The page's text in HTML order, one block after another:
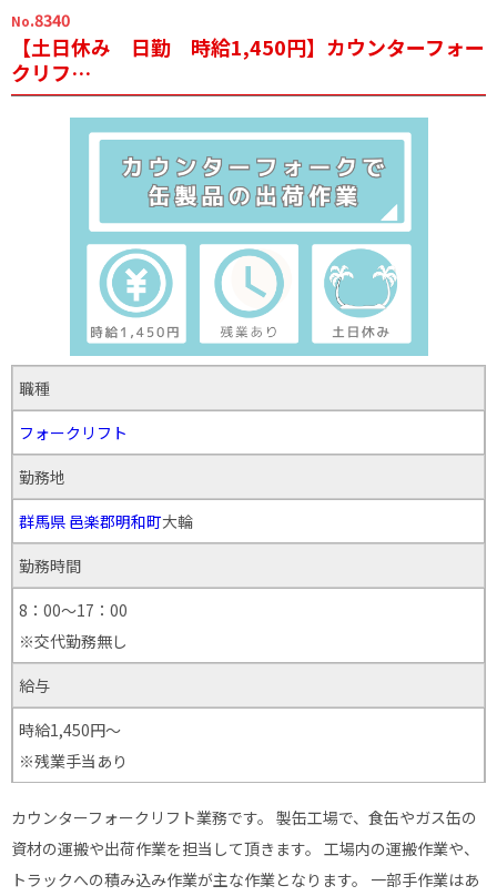
No.8340
【土日休み 日勤 時給1,450円】カウンターフォー
クリフ…
職種
フォークリフト
勤務地
群馬県 邑楽郡明和町大輪
勤務時間
8：00～17：00
※交代勤務無し
給与
時給1,450円～
※残業手当あり
カウンターフォークリフト業務です。 製缶工場で、食缶やガス缶の
資材の運搬や出荷作業を担当して頂きます。 工場内の運搬作業や、
トラックへの積み込み作業が主な作業となります。 一部手作業はあ